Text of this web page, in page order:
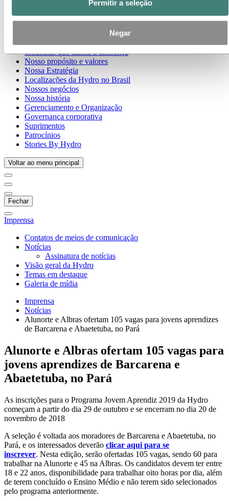
Permitir a seleção
Negar
Galeria de mídia
Sobre a Hydro
Indústrias que fazem a diferença
Nosso propósito e valores
Nossa Estratégia
Localizações da Hydro no Brasil
Nossos negócios
Nossa história
Gerenciamento e Organização
Governança corporativa
Suprimentos
Patrocínios
Stories By Hydro
Voltar ao menu principal
Fechar
Imprensa
Contatos de meios de comunicação
Notícias
Assinatura de notícias
Visão geral da Hydro
Temas em destaque
Galeria de mídia
Imprensa
Notícias
Alunorte e Albras ofertam 105 vagas para jovens aprendizes
de Barcarena e Abaetetuba, no Pará
Alunorte e Albras ofertam 105 vagas para
jovens aprendizes de Barcarena e
Abaetetuba, no Pará
As inscrições para o Programa Jovem Aprendiz 2019 da Hydro
começam a partir do dia 29 de outubro e se encerram no dia 20 de
novembro de 2018
A seleção é voltada aos moradores de Barcarena e Abaetetuba, no
Pará, e os interessados deverão clicar aqui para se
inscrever. Nesta edição, serão ofertadas 105 vagas, sendo 60 para
trabalhar na Alunorte e 45 na Albras. Os candidatos devem ter entre
18 e 22 anos, disponibilidade para trabalhar oito horas por dia, além
de terem concluído o Ensino Médio e não terem sido selecionados
pelo programa anteriormente.